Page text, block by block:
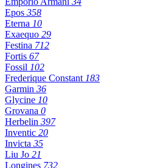
Epos 358
Eterna 10
Exaequo 29
Festina 712
Fortis 67
Fossil 102
Frederique Constant 183
Garmin 36
Glycine 10
Grovana 0
Herbelin 397
Inventic 20
Invicta 35
Liu Jo 21
Longines 732